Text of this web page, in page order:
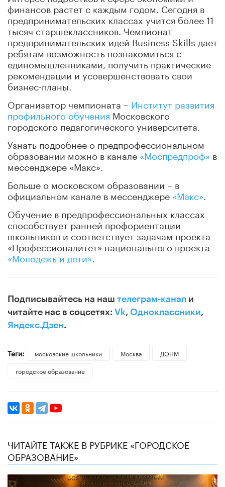
финансов растет с каждым годом. Сегодня в
предпринимательских классах учится более 11
тысяч старшеклассников. Чемпионат
предпринимательских идей Business Skills дает
ребятам возможность познакомиться с
единомышленниками, получить практические
рекомендации и усовершенствовать свои
бизнес-планы.
Организатор чемпионата – Институт развития
профильного обучения Московского
городского педагогического университета.
Узнать подробнее о предпрофессиональном
образовании можно в канале «Моспредпроф» в
мессенджере «Макс».
Больше о московском образовании – в
официальном канале в мессенджере «Макс»
Обучение в предпрофессиональных классах
способствует ранней профориентации
школьников и соответствует задачам проекта
«Профессионалитет» национального проекта
«Молодежь и дети»
Подписывайтесь на наш телеграм-канал и
читайте нас в соцсетях: Vk, Одноклассники,
Яндекс.Дзен.
Теги: московские школьники Москва
ДОНМ
городское образование
ЧИТАЙТЕ ТАКЖЕ В РУБРИКЕ «ГОРОДСКОЕ
ОБРАЗОВАНИЕ»